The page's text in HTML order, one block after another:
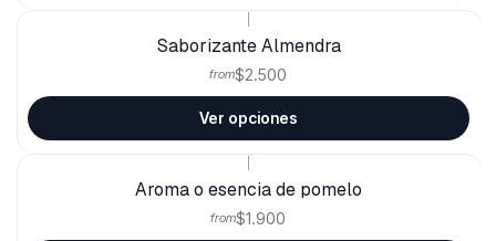
Saborizante Almendra
from$2.500
Ver opciones
Aroma o esencia de pomelo
from$1.900